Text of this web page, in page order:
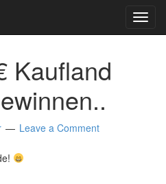
Kaufland
Leave a Comment